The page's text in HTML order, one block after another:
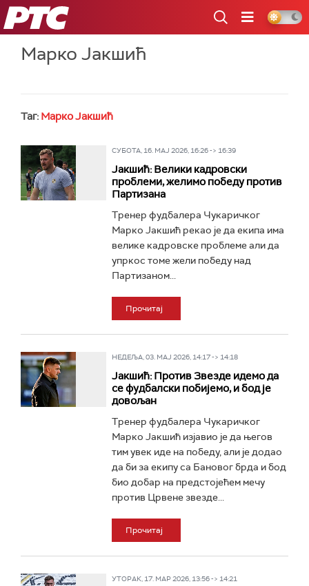
РТС
Марко Јакшић
Таг: Марко Јакшић
СУБОТА, 16. МАЈ 2026, 16:26 -> 16:39
Јакшић: Велики кадровски
проблеми, желимо победу против
Партизана
Тренер фудбалера Чукаричког
Марко Јакшић рекао је да екипа има
велике кадровске проблеме али да
упркос томе жели победу над
Партизаном...
Прочитај
НЕДЕЉА, 03. МАЈ 2026, 14:17 -> 14:18
Јакшић: Против Звезде идемо да
се фудбалски побијемо, и бод је
довољан
Тренер фудбалера Чукаричког
Марко Јакшић изјавио је да његов
тим увек иде на победу, али је додао
да би за екипу са Бановог брда и бод
био добар на предстојећем мечу
против Црвене звезде...
Прочитај
УТОРАК, 17. МАР 2026, 13:56 -> 14:21